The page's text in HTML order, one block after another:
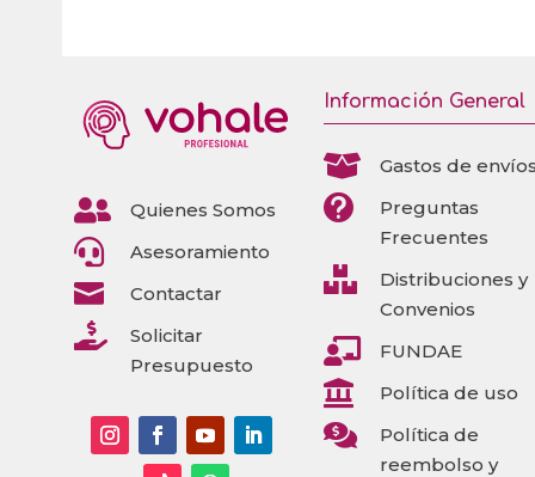
 Quienes Somos
 Asesoramiento
 Contactar

Solicitar
Presupuesto
Información General
 Gastos de

Preguntas
Frecuentes

Distribuciones y
Convenios
 FUNDAE
 Política de uso

Política de
reembolso y